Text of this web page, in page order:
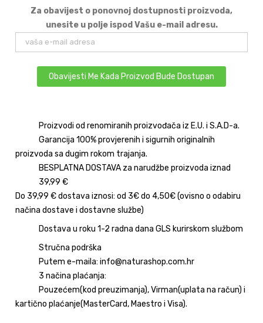
Za obavijest o ponovnoj dostupnosti proizvoda,
unesite u polje ispod Vašu e-mail adresu.
Obavijesti Me Kada Proizvod Bude Dostupan
Proizvodi od renomiranih proizvođača iz E.U. i S.A.D-a.
Garancija 100% provjerenih i sigurnih originalnih
proizvoda sa dugim rokom trajanja.
BESPLATNA DOSTAVA za narudžbe proizvoda iznad
39,99 €
Do 39,99 € dostava iznosi: od 3€ do 4,50€ (ovisno o odabiru
načina dostave i dostavne službe)
Dostava u roku 1-2 radna dana GLS kurirskom službom
Stručna podrška
Putem e-maila: info@naturashop.com.hr
3 načina plaćanja:
Pouzećem(kod preuzimanja), Virman(uplata na račun) i
kartično plaćanje(MasterCard, Maestro i Visa).